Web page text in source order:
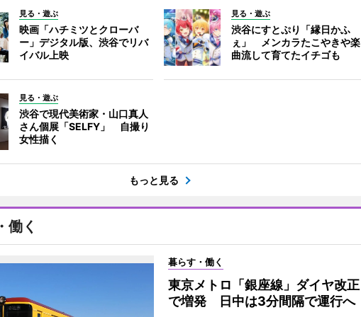
見る・遊ぶ
映画「ハチミツとクローバ
ー」デジタル版、渋谷でリバ
イバル上映
見る・遊ぶ
渋谷にすとぷり「縁日かふ
ぇ」 メンカラたこやきや楽
曲流して育てたイチゴも
見る・遊ぶ
渋谷で現代美術家・山口真人
さん個展「SELFY」 自撮り
女性描く
もっと見る
働く
暮らす・働く
東京メトロ「銀座線」ダイヤ改正
で増発 日中は3分間隔で運行へ